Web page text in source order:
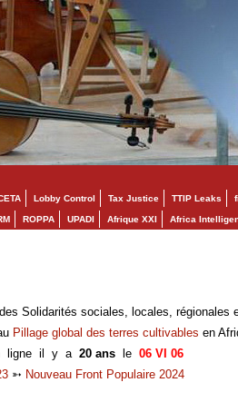
Lobby Control Tax Justice TTIP Leaks
ROPPA UPADI Afrique XXI Africa
Solidarités sociales, locales, régionales
Pillage global des terres cultivables en
ligne il y a20 ans le 06 VI 06
➳ Nouveau Front Populaire 2024